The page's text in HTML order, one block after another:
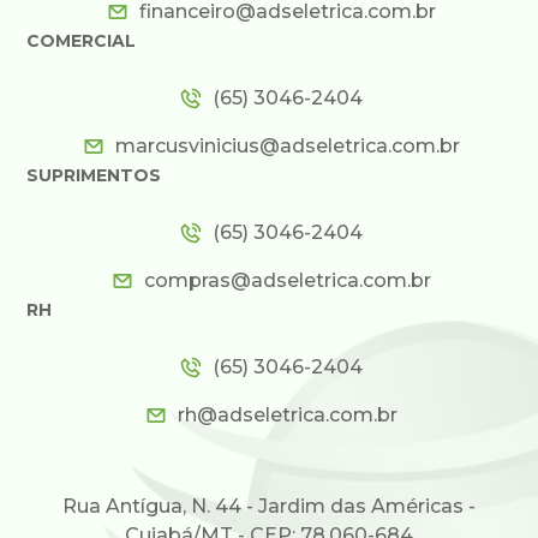
financeiro@adseletrica.com.br
COMERCIAL
(65) 3046-2404
marcusvinicius@adseletrica.com.br
SUPRIMENTOS
(65) 3046-2404
compras@adseletrica.com.br
RH
(65) 3046-2404
rh@adseletrica.com.br
Rua Antígua, N. 44 - Jardim das Américas -